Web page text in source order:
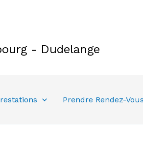
- Dudelange
Prendre Rendez-